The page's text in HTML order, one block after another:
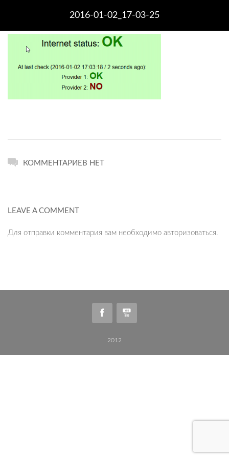
2016-01-02_17-03-25
КОММЕНТАРИЕВ НЕТ
LEAVE A COMMENT
Для отправки комментария вам необходимо авторизоваться.
2012